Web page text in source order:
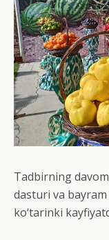
Tadbirning
dasturi va
ko‘tarinki